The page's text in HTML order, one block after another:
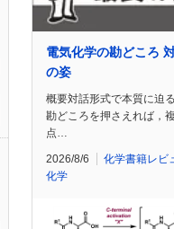
電気化学の勘どころ
の姿
概要対話形式で本質に迫
勘どころを押さえれば，
点…
2026/8/6 化学書籍レビ
化学